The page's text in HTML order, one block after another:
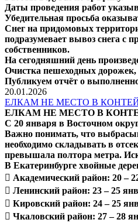
Даты проведения работ
Убедительная просьба
Снег на придомовых
подразумевает вывоз снега с
собственников.
На сегодняшний день
Очистка пешеходных дорожек,
Публикуем отчёт о
20.01.2026
ЕЛКАМ НЕ МЕСТО В
ЕЛКАМ НЕ МЕСТО В
С 20 января в Восточном
Важно понимать, что
необходимо складывать в
превышала полтора метра.
В Екатеринбурге хвойные
 Академический район: 20 –
 Ленинский район: 23 – 25
 Кировский район: 24 – 25
 Чкаловский район: 27 – 28